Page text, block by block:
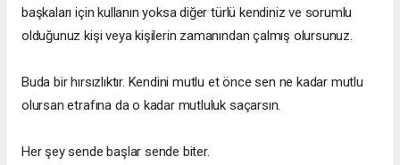
başkaları için kullanın yoksa diğer türlü kendiniz ve sorumlu
olduğunuz kişi veya kişilerin zamanından çalmış olursunuz.
Buda bir hırsızlıktır. Kendini mutlu et önce sen ne kadar mutlu
olursan etrafına da o kadar mutluluk saçarsın.
Her şey sende başlar sende biter.